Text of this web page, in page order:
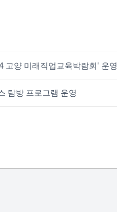
고양 미래직업교육박람회' 운영
탐방 프로그램 운영